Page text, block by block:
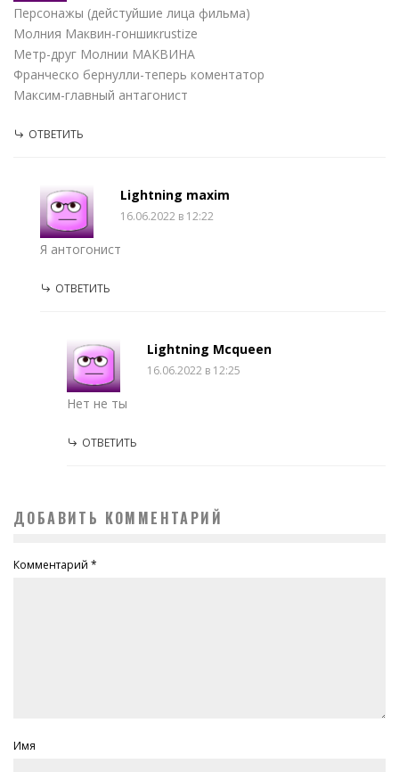
Персонажы (дейстуйшие лица фильма)
Молния Маквин-гоншикrustize
Метр-друг Молнии МАКВИНА
Франческо бернулли-теперь коментатор
Максим-главный антагонист
ОТВЕТИТЬ
Lightning maxim
16.06.2022 в 12:22
Я антогонист
ОТВЕТИТЬ
Lightning Mcqueen
16.06.2022 в 12:25
Нет не ты
ОТВЕТИТЬ
ДОБАВИТЬ КОММЕНТАРИЙ
Комментарий *
Имя